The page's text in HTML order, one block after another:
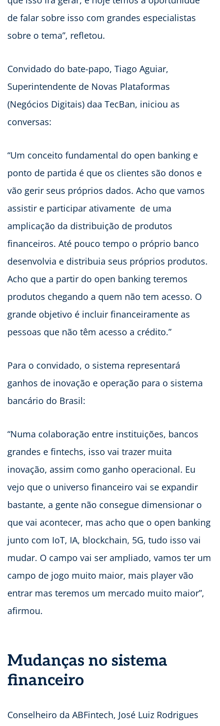
de falar sobre isso com grandes especialistas
sobre o tema”, refletou.
Convidado do bate-papo, Tiago Aguiar,
Superintendente de Novas Plataformas
(Negócios Digitais) daa TecBan, iniciou as
conversas:
“Um conceito fundamental do open banking e
ponto de partida é que os clientes são donos e
vão gerir seus próprios dados. Acho que vamos
assistir e participar ativamente de uma
amplicação da distribuição de produtos
financeiros. Até pouco tempo o próprio banco
desenvolvia e distribuia seus próprios produtos.
Acho que a partir do open banking teremos
produtos chegando a quem não tem acesso. O
grande objetivo é incluir financeiramente as
pessoas que não têm acesso a crédito.”
Para o convidado, o sistema representará
ganhos de inovação e operação para o sistema
bancário do Brasil:
“Numa colaboração entre instituições, bancos
grandes e fintechs, isso vai trazer muita
inovação, assim como ganho operacional. Eu
vejo que o universo financeiro vai se expandir
bastante, a gente não consegue dimensionar o
que vai acontecer, mas acho que o open banking
junto com IoT, IA, blockchain, 5G, tudo isso vai
mudar. O campo vai ser ampliado, vamos ter um
campo de jogo muito maior, mais player vão
entrar mas teremos um mercado muito maior”,
afirmou.
Mudanças no sistema
financeiro
Conselheiro da ABFintech, José Luiz Rodrigues